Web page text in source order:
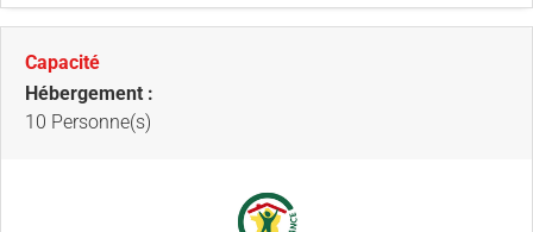
Capacité
Hébergement :
10 Personne(s)